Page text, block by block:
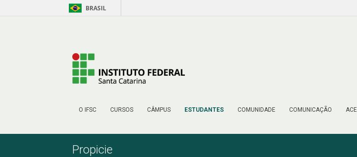
Pular para o Conteúdo BRASIL
O IFSC CURSOS CÂMPUS ESTUDANTES COMUNIDADE COMUNICAÇÃO
Propicie